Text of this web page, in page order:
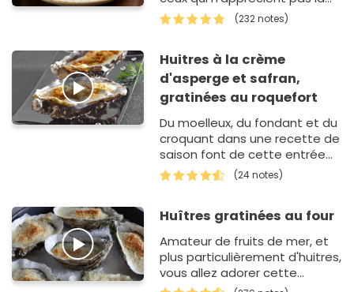
texture crue du coquillage.
Dans cette recette, on les
(232 notes)
Huitres à la crème
d'asperge et safran,
gratinées au roquefort
Du moelleux, du fondant et du
croquant dans une recette de
saison font de cette entrée
un délicev...
(24 notes)
Huîtres gratinées au four
Amateur de fruits de mer, et
plus particulièrement d'huitres,
vous allez adorer cette
recette. Tout d'abord, elle est